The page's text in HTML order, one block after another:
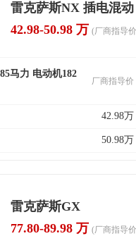
雷克萨斯NX 插电混动
42.98-50.98 万 (厂商指导
马力 电动机182
厂商指导价
42.98万
50.98万
雷克萨斯GX
77.80-89.98 万 (厂商指导